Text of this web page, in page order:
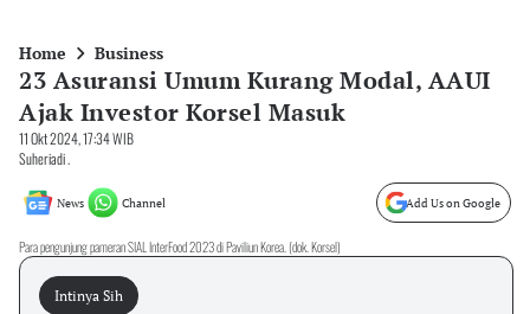
Home Business
23 Asuransi Umum Kurang Modal, AAUI
Ajak Investor Korsel Masuk
11 Okt 2024, 17:34 WIB
Suheriadi .
News Channel Add Us on Google
Para pengunjung pameran SIAL InterFood 2023 di Paviliun Korea. (dok. Korsel)
Intinya Sih